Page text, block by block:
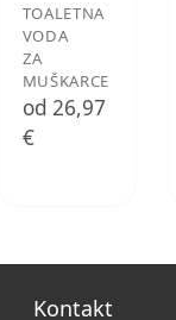
TOALETNA
VODA
ZA
MUŠKARCE
od 26,97
€
Kontakt